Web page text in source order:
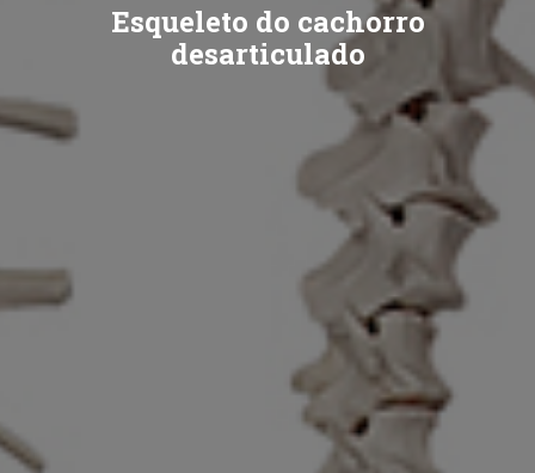
Esqueleto do cachorro
desarticulado